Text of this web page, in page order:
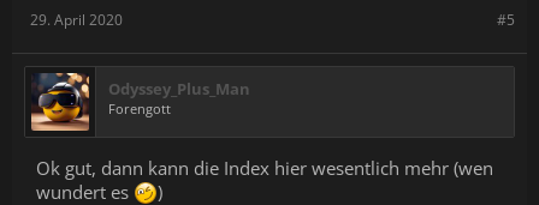
#5
29. April 2020
Odyssey_Plus_Man
Forengott
Ok gut, dann kann die Index hier wesentlich mehr (wen
wundert es
)